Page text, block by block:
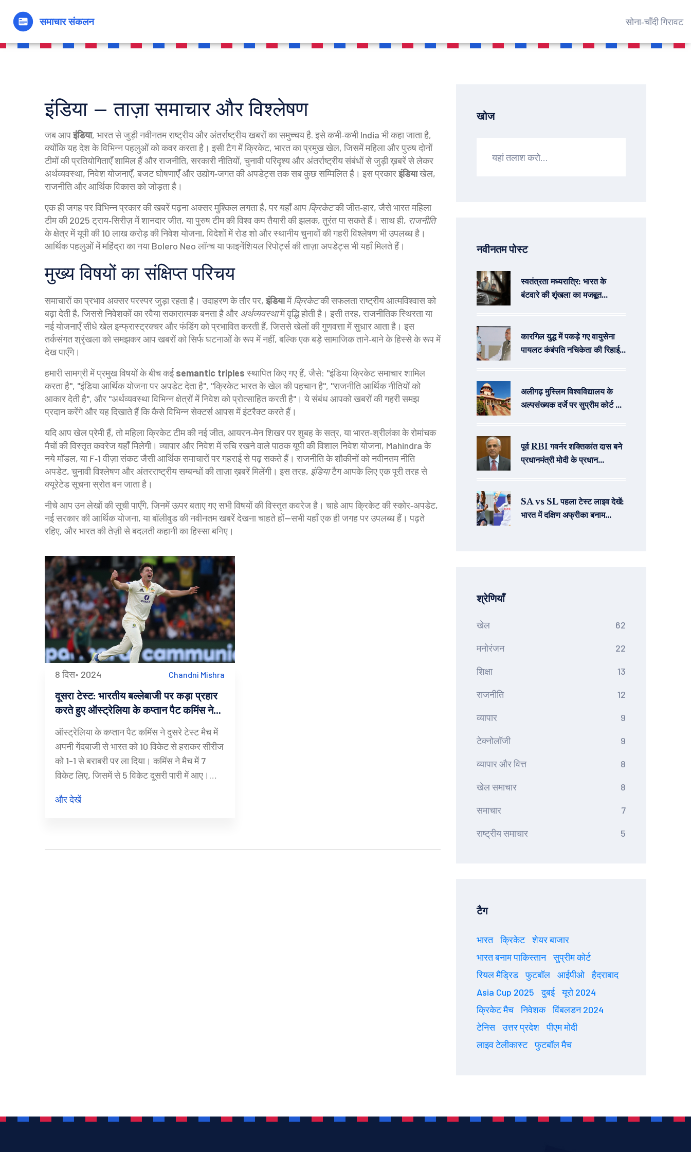
सोना‑चाँदी गिरावट
इंडिया – ताज़ा समाचार और विश्लेषण
जब आपइंडिया, भारत से जुड़ी नवीनतम राष्ट्रीय और अंतर्राष्ट्रीय खबरों का समुच्चय है. इसे कभी‑कभीIndia भी कहा जाता है,
क्योंकि यह देश के विभिन्न पहलुओं को कवर करता है। इसी टैग मेंक्रिकेट, भारत का प्रमुख खेल, जिसमें महिला और पुरुष दोनों
टीमों की प्रतियोगिताएँ शामिल हैंऔरराजनीति,सरकारी नीतियों, चुनावी परिदृश्य और अंतर्राष्ट्रीय संबंधों से जुड़ी ख़बरेंसे लेकर
अर्थव्यवस्था,निवेश योजनाएँ, बजट घोषणाएँ और उद्योग‑जगत की अपडेट्सतक सब कुछ सम्मिलित है। इस प्रकारइंडियाखेल,
राजनीति और आर्थिक विकास को जोड़ता है।
एक ही जगह पर विभिन्न प्रकार की खबरें पढ़ना अक्सर मुश्किल लगता है, पर यहाँ आप क्रिकेटकी जीत‑हार, जैसे भारत महिला
टीम की 2025 ट्राय‑सिरीज़ में शानदार जीत, या पुरुष टीम की विश्व कप तैयारी की झलक, तुरंत पा सकते हैं। साथ ही, राजनीति
के क्षेत्र में यूपी की 10 लाख करोड़ की निवेश योजना, विदेशों में रोड शो और स्थानीय चुनावों की गहरी विश्लेषण भी उपलब्ध है।
आर्थिक पहलुओं में महिंद्रा का नया Bolero Neo लॉन्च या फाइनेंशियल रिपोर्ट्स की ताज़ा अपडेट्स भी यहाँ मिलते हैं।
मुख्य विषयों का संक्षिप्त परिचय
समाचारों का प्रभाव अक्सर परस्पर जुड़ा रहता है। उदाहरण के तौर पर,इंडियामेंक्रिकेटकी सफलता राष्ट्रीय आत्मविश्वास को
बढ़ा देती है, जिससे निवेशकों का रवैया सकारात्मक बनता है और अर्थव्यवस्थामें वृद्धि होती है। इसी तरह, राजनीतिक स्थिरता या
नई योजनाएँ सीधे खेल इन्फ्रास्ट्रक्चर और फंडिंग को प्रभावित करती हैं, जिससे खेलों की गुणवत्ता में सुधार आता है। इस
तर्कसंगत श्रृंखला को समझकर आप खबरों को सिर्फ घटनाओं के रूप में नहीं, बल्कि एक बड़े सामाजिक ताने‑बाने के हिस्से के रूप में
देख पाएँगे।
हमारी सामग्री में प्रमुख विषयों के बीच कईsemantic triplesस्थापित किए गए हैं, जैसे: "इंडिया क्रिकेट समाचार शामिल
करता है", "इंडिया आर्थिक योजना पर अपडेट देता है", "क्रिकेट भारत के खेल की पहचान है", "राजनीति आर्थिक नीतियों को
आकार देती है", और "अर्थव्यवस्था विभिन्न क्षेत्रों में निवेश को प्रोत्साहित करती है"। ये संबंध आपको खबरों की गहरी समझ
प्रदान करेंगे और यह दिखाते हैं कि कैसे विभिन्न सेक्टर्स आपस में इंटरैक्ट करते हैं।
यदि आप खेल प्रेमी हैं, तो महिला क्रिकेट टीम की नई जीत, आयरन‑मेन शिखर पर शुबह के सत्र, या भारत‑श्रीलंका के रोमांचक
मैचों की विस्तृत कवरेज यहाँ मिलेगी। व्यापार और निवेश में रुचि रखने वाले पाठक यूपी की विशाल निवेश योजना, Mahindra के
नये मॉडल, या F‑1 वीज़ा संकट जैसी आर्थिक समाचारों पर गहराई से पढ़ सकते हैं। राजनीति के शौकीनों को नवीनतम नीति
अपडेट, चुनावी विश्लेषण और अंतरराष्ट्रीय सम्बन्धों की ताज़ा ख़बरें मिलेंगी। इस तरह, इंडियाटैग आपके लिए एक पूरी तरह से
क्यूरेटेड सूचना स्रोत बन जाता है।
नीचे आप उन लेखों की सूची पाएँगे, जिनमें ऊपर बताए गए सभी विषयों की विस्तृत कवरेज है। चाहे आप क्रिकेट की स्कोर‑अपडेट,
नई सरकार की आर्थिक योजना, या बॉलीवुड की नवीनतम खबरें देखना चाहते हों—सभी यहाँ एक ही जगह पर उपलब्ध हैं। पढ़ते
रहिए, और भारत की तेज़ी से बदलती कहानी का हिस्सा बनिए।
8 दिस॰ 2024 Chandni Mishra
दूसरा टेस्ट: भारतीय बल्लेबाजी पर कड़ा प्रहार
करते हुए ऑस्ट्रेलिया के कप्तान पैट कमिंस ने
किया कमाल
ऑस्ट्रेलिया के कप्तान पैट कमिंस ने दुसरे टेस्ट मैच में
अपनी गेंदबाजी से भारत को 10 विकेट से हराकर सीरीज
को 1-1 से बराबरी पर ला दिया। कमिंस ने मैच में 7
विकेट लिए, जिसमें से 5 विकेट दूसरी पारी में आए।
साथ मिशेल स्टार्क का महत्वपूर्ण समर्थन निर्णायक रहा।
और देखें
खोज
नवीनतम पोस्ट
स्वतंत्रता मध्यरात्रि: भारत के
बंटवारे की शृंखला का मजबूत
कारगिल युद्ध में पकड़े गए वायुसेना
पायलट कंबंपति नचिकेता की रिहाई में
अलीगढ़ मुस्लिम विश्वविद्यालय के
अल्पसंख्यक दर्जे पर सुप्रीम कोर्ट का
पूर्व RBI गवर्नर शक्तिकांत दास बने
प्रधानमंत्री मोदी के प्रधान
SA vs SL पहला टेस्ट लाइव देखें:
भारत में दक्षिण अफ्रीका बनाम
श्रेणियाँ
खेल 62
मनोरंजन 22
शिक्षा 13
राजनीति 12
व्यापार 9
टेक्नोलॉजी 9
व्यापार और वित्त 8
खेल समाचार 8
समाचार 7
राष्ट्रीय समाचार 5
टैग
भारत क्रिकेट
शेयर बाजार
भारत बनाम पाकिस्तान
सुप्रीम कोर्ट
रियल मैड्रिड
फुटबॉल आईपीओ
हैदराबाद
Asia Cup 2025
दुबई
यूरो 2024
क्रिकेट मैच
निवेशक
विंबलडन 2024
टेनिस
उत्तर प्रदेश
पीएम मोदी
लाइव टेलीकास्ट
फुटबॉल मैच